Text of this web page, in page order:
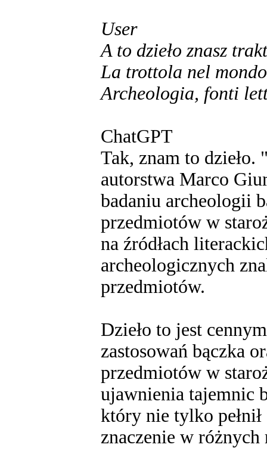
User
A to dzieło znasz
La trottola nel
Archeologia, fonti
ChatGPT
Tak, znam to
autorstwa Marco
badaniu archeologii
przedmiotów w
na źródłach
archeologicznych
przedmiotów.
Dzieło to jest
zastosowań bączka
przedmiotów w
ujawnienia tajemnic
który nie tylko
znaczenie w różnych